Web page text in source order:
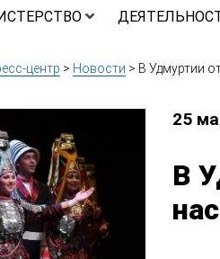
центр > Новости > В Удмуртии
25
В